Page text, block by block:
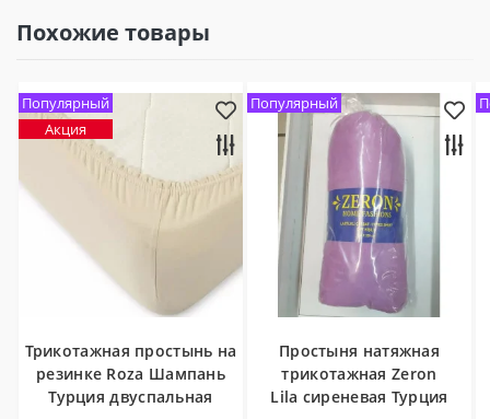
Похожие товары
Популярный
Акция
Трикотажная простынь на
резинке Roza Шампань
Турция двуспальная
Популярный
Простыня натяжная
трикотажная Zeron
Lila сиреневая Турция